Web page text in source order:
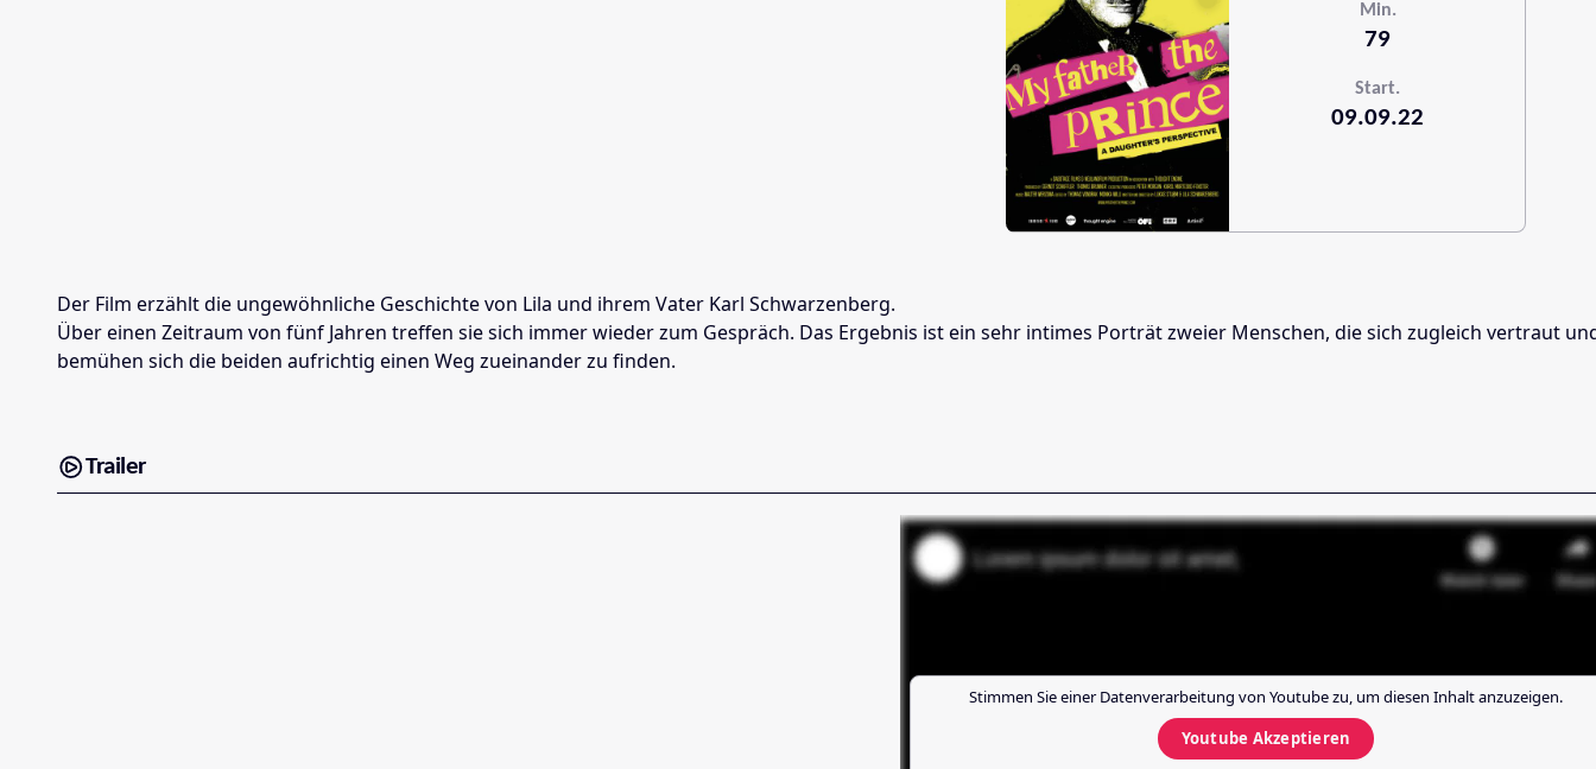
Min.
79
Start.
09.09.22
Der Film erzählt die ungewöhnliche Geschichte von Lila und ihrem Vater Karl Schwarzenberg.
Über einen Zeitraum von fünf Jahren treffen sie sich immer wieder zum Gespräch. Das Ergebnis ist ein sehr intimes Porträt zweier Menschen, die sich zugleich vertraut
bemühen sich die beiden aufrichtig einen Weg zueinander zu finden.
Trailer
Stimmen Sie einer Datenverarbeitung von Youtubezu, um diesen Inhalt anzuzeigen.
Youtube Akzeptieren